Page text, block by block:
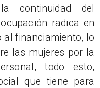
continuidad del
radica en
al financiamiento, lo
las mujeres por la
todo esto,
que tiene para